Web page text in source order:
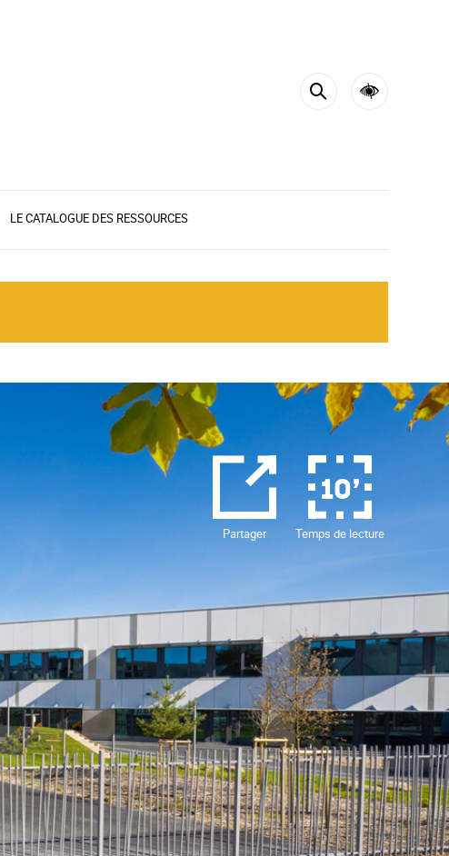
LE CATALOGUE DES RESSOURCES
Partager
10’
Temps de lecture